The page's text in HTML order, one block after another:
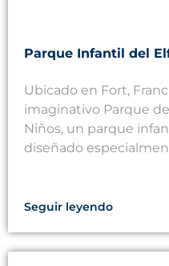
Parque Infantil del
Ubicado en Fort,
imaginativo Parque
Niños, un parque
diseñado
Seguir leyendo